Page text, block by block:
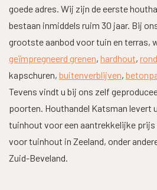
goede adres. Wij zijn de eerste
bestaan inmiddels ruim 30 jaar. Bij
grootste aanbod voor tuin en terras,
geïmpregneerd grenen, hardhout,
kapschuren, buitenverblijven,
Tevens vindt u bij ons zelf
poorten. Houthandel Katsman
tuinhout voor een aantrekkelijke prijs
voor tuinhout in Zeeland, onder
Zuid-Beveland.